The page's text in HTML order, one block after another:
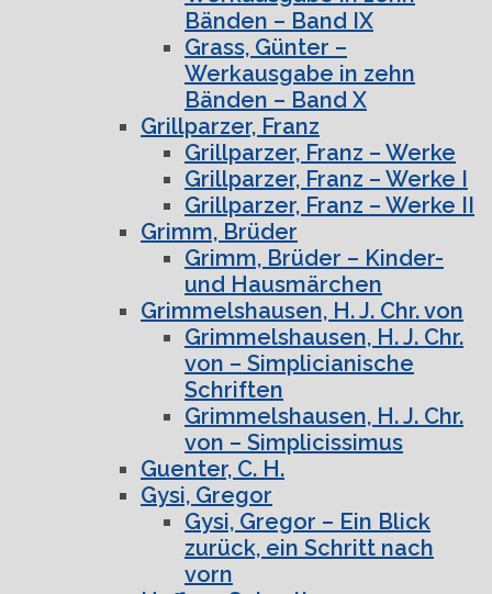
Bänden – Band IX
Grass, Günter –
Werkausgabe in zehn
Bänden – Band X
Grillparzer, Franz
Grillparzer, Franz – Werke
Grillparzer, Franz – Werke I
Grillparzer, Franz – Werke II
Grimm, Brüder
Grimm, Brüder – Kinder-
und Hausmärchen
Grimmelshausen, H. J. Chr. von
Grimmelshausen, H. J. Chr.
von – Simplicianische
Schriften
Grimmelshausen, H. J. Chr.
von – Simplicissimus
Guenter, C. H.
Gysi, Gregor
Gysi, Gregor – Ein Blick
zurück, ein Schritt nach
vorn